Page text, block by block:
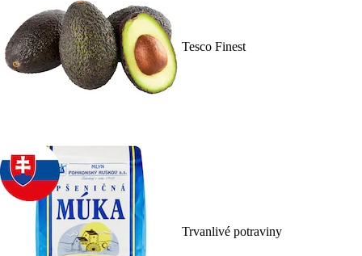
Tesco Finest
Trvanlivé potraviny